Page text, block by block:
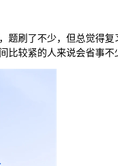
题刷了不少，但总觉得
比较紧的人来说会省事不